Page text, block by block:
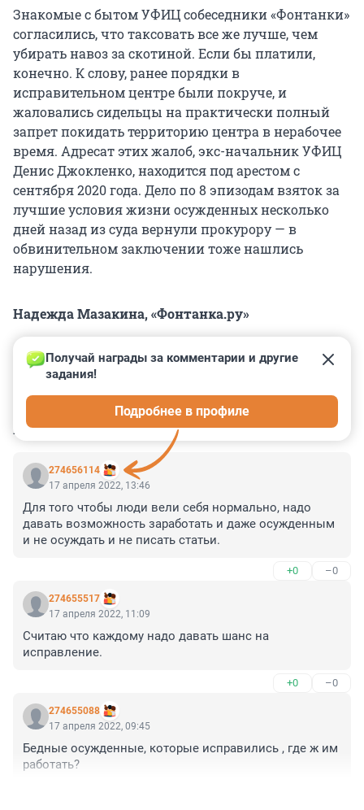
Знакомые с бытом УФИЦ собеседники «Фонтанки»
согласились, что таксовать все же лучше, чем
убирать навоз за скотиной. Если бы платили,
конечно. К слову, ранее порядки в
исправительном центре были покруче, и
жаловались сидельцы на практически полный
запрет покидать территорию центра в нерабочее
время. Адресат этих жалоб, экс-начальник УФИЦ
Денис Джокленко, находится под арестом с
сентября 2020 года. Дело по 8 эпизодам взяток за
лучшие условия жизни осужденных несколько
дней назад из суда вернули прокурору — в
обвинительном заключении тоже нашлись
нарушения.
Надежда Мазакина, «Фонтанка.ру»
КОММЕНТАРИИ 27
274656114
Получай награды за комментарии и другие
задания!
Подробнее в профиле
17 апреля 2022, 13:46
Для того чтобы люди вели себя нормально, надо
давать возможность заработать и даже осужденным
и не осуждать и не писать статьи.
+0 –0
274655517
17 апреля 2022, 11:09
Считаю что каждому надо давать шанс на
исправление.
+0 –0
274655088
17 апреля 2022, 09:45
Бедные осужденные, которые исправились , где ж им
работать?